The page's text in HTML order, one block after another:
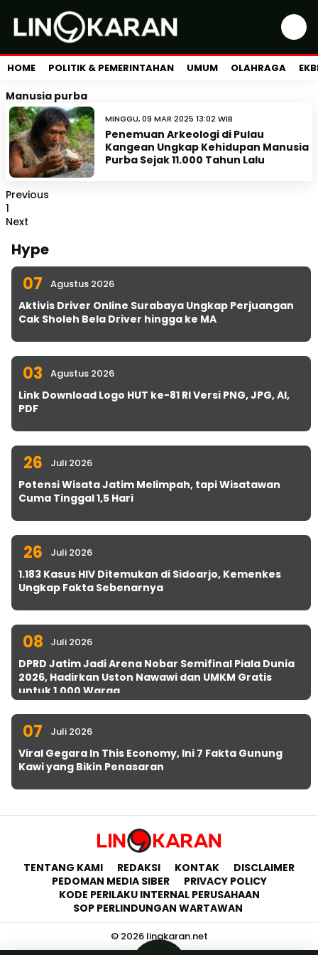
HOME POLITIK & PEMERINTAHAN UMUM OLAHRAGA
Manusia purba
MINGGU, 09 MAR 2025 13:02 WIB
Penemuan Arkeologi di Pulau
Kangean Ungkap Kehidupan Manusia
Purba Sejak 11.000 Tahun Lalu
Previous
1
Next
Hype
07 Agustus 2026
Aktivis Driver Online Surabaya Ungkap Perjuangan
Cak Sholeh Bela Driver hingga ke MA
03 Agustus 2026
Link Download Logo HUT ke-81 RI Versi PNG, JPG, AI,
PDF
26 Juli 2026
Potensi Wisata Jatim Melimpah, tapi Wisatawan
Cuma Tinggal 1,5 Hari
26 Juli 2026
1.183 Kasus HIV Ditemukan di Sidoarjo, Kemenkes
Ungkap Fakta Sebenarnya
08 Juli 2026
DPRD Jatim Jadi Arena Nobar Semifinal Piala Dunia
2026, Hadirkan Uston Nawawi dan UMKM Gratis
untuk 1.000 Warga
07 Juli 2026
Viral Gegara In This Economy, Ini 7 Fakta Gunung
Kawi yang Bikin Penasaran
TENTANG KAMI REDAKSI KONTAK
DISCLAIMER
PEDOMAN MEDIA SIBER
PRIVACY POLICY
KODE PERILAKU INTERNAL PERUSAHAAN
SOP PERLINDUNGAN WARTAWAN
© 2026 lingkaran.net